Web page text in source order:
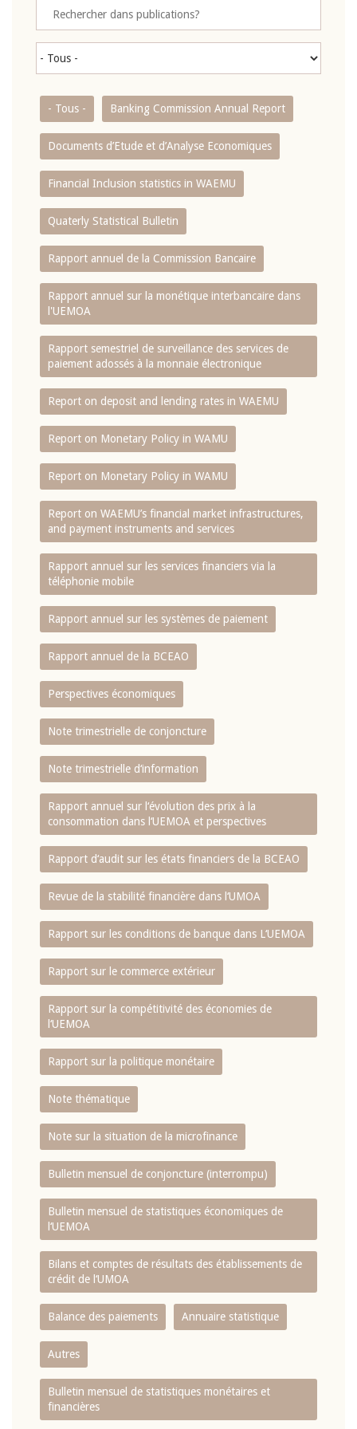
- Tous - Banking Commission Annual Report
Documents d’Etude et d’Analyse Economiques
Financial Inclusion statistics in WAEMU
Quaterly Statistical Bulletin
Rapport annuel de la Commission Bancaire
Rapport annuel sur la monétique interbancaire dans
l'UEMOA
Rapport semestriel de surveillance des services de
paiement adossés à la monnaie électronique
Report on deposit and lending rates in WAEMU
Report on Monetary Policy in WAMU
Report on Monetary Policy in WAMU
Report on WAEMU’s financial market infrastructures,
and payment instruments and services
Rapport annuel sur les services financiers via la
téléphonie mobile
Rapport annuel sur les systèmes de paiement
Rapport annuel de la BCEAO
Perspectives économiques
Note trimestrielle de conjoncture
Note trimestrielle d‘information
Rapport annuel sur l‘évolution des prix à la
consommation dans l‘UEMOA et perspectives
Rapport d‘audit sur les états financiers de la BCEAO
Revue de la stabilité financière dans l‘UMOA
Rapport sur les conditions de banque dans L‘UEMOA
Rapport sur le commerce extérieur
Rapport sur la compétitivité des économies de
l‘UEMOA
Rapport sur la politique monétaire
Note thématique
Note sur la situation de la microfinance
Bulletin mensuel de conjoncture (interrompu)
Bulletin mensuel de statistiques économiques de
l‘UEMOA
Bilans et comptes de résultats des établissements de
crédit de l‘UMOA
Balance des paiements Annuaire statistique
Autres
Bulletin mensuel de statistiques monétaires et
financières